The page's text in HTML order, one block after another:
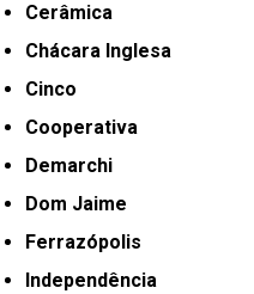
Cerâmica
Chácara Inglesa
Cinco
Cooperativa
Demarchi
Dom Jaime
Ferrazópolis
Independência